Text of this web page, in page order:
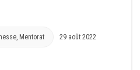
, Mentorat 29 août 2022